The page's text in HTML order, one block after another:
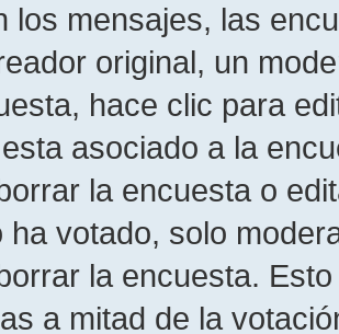
los mensajes, las
original, un
hace clic para
asociado a la
la encuesta o
ha votado, solo
la encuesta.
a mitad de la